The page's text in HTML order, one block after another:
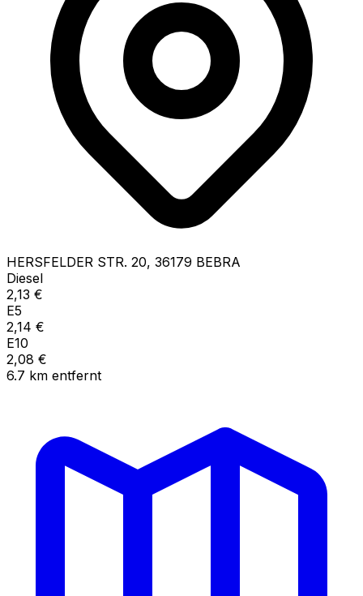
HERSFELDER STR. 20, 36179 BEBRA
Diesel
2,13 €
E5
2,14 €
E10
2,08 €
6.7 km entfernt